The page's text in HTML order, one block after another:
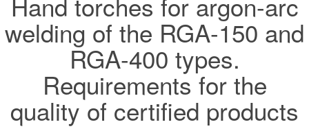
welding of the RGA-150 and
RGA-400 types.
Requirements for the
quality of certified products